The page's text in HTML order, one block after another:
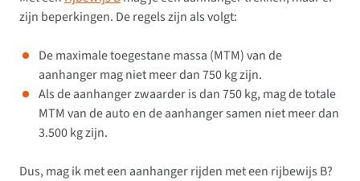
zijn beperkingen. De regels zijn als volgt:
De maximale toegestane massa (MTM) van de
aanhanger mag niet meer dan 750 kg zijn.
Als de aanhanger zwaarder is dan 750 kg, mag de totale
MTM van de auto en de aanhanger samen niet meer dan
3.500 kg zijn.
Dus, mag ik met een aanhanger rijden met een rijbewijs B?